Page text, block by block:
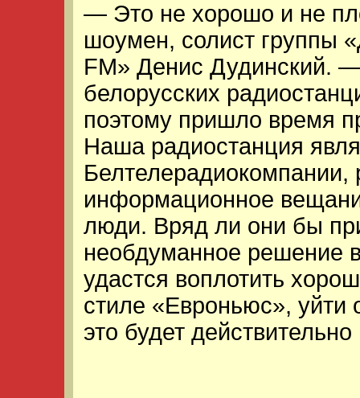
— Это не хорошо и не
шоумен, солист группы
FM» Денис Дудинский.
белорусских
поэтому пришло время
Наша радиостанция
информационное
люди. Вряд ли они бы
необдуманное решение
удастся воплотить
стиле «Евроньюс», уйти
это будет